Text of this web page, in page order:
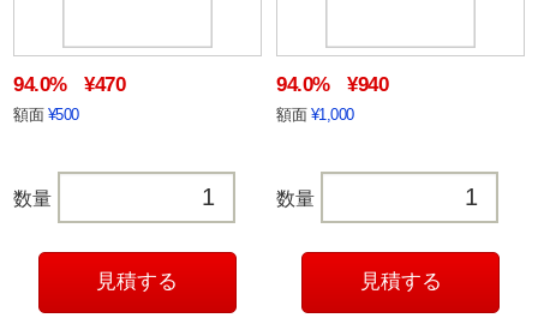
94.0% ¥470
額面 ¥500
数量
94.0% ¥940
額面 ¥1,000
数量